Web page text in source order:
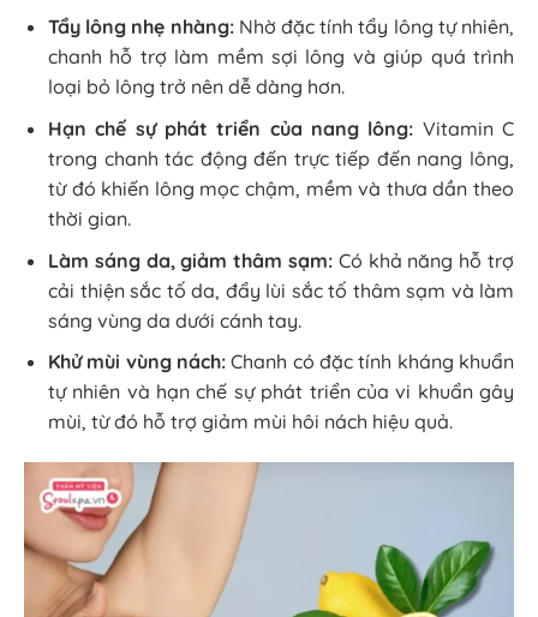
Tẩy lông nhẹ nhàng:Nhờ đặc tính tẩy lông tự nhiên,
chanh hỗ trợ làm mềm sợi lông và giúp quá trình
loại bỏ lông trở nên dễ dàng hơn.
Hạn chế sự phát triển của nang lông: Vitamin C
trong chanh tác động đến trực tiếp đến nang lông,
từ đó khiến lông mọc chậm, mềm và thưa dần theo
thời gian.
Làm sáng da, giảm thâm sạm: Có khả năng hỗ trợ
cải thiện sắc tố da, đẩy lùi sắc tố thâm sạm và làm
sáng vùng da dưới cánh tay.
Khử mùi vùng nách: Chanh có đặc tính kháng khuẩn
tự nhiên và hạn chế sự phát triển của vi khuẩn gây
mùi, từ đó hỗ trợ giảm mùi hôi nách hiệu quả.